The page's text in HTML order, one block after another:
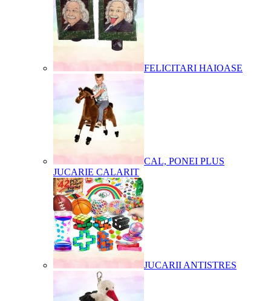
FELICITARI HAIOASE
CAL, PONEI PLUS
JUCARIE CALARIT
JUCARII ANTISTRES